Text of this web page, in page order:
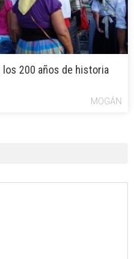
200 años de historia
MOGÁN